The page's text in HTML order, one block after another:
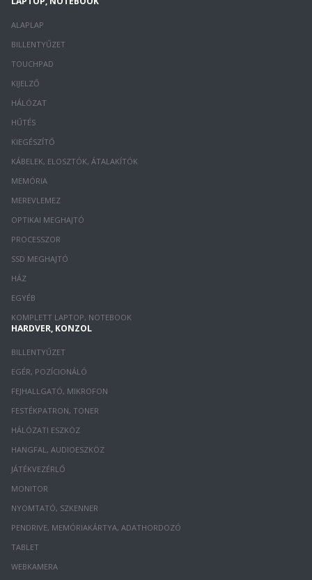
ALAPLAP
BILLENTYŰZET
TOUCHPAD
KIJELZŐ
HÁLÓZAT
HŰTÉS
KIEGÉSZÍTŐ
KÁBELEK, ELOSZTÓK, ÁTALAKÍTÓK
MEMÓRIA
MEREVLEMEZ
OPTIKAI MEGHAJTÓ
PROCESSZOR
SSD MEGHAJTÓ
HÁZ
EGYÉB
KOMPLETT LAPTOP, NOTEBOOK
HARDVER, KONZOL
BILLENTYŰZET
EGÉR, POZÍCIONÁLÓ
FEJHALLGATÓ, MIKROFON
FESTÉKPATRON, TONER
HÁLÓZATI ESZKÖZ
HANGFAL, AUDIOESZKÖZ
JÁTÉKVEZÉRLŐ
MONITOR
NYOMTATÓ, SZKENNER
PENDRIVE, MEMÓRIAKÁRTYA, ADATHORDOZÓ
TABLET
WEBKAMERA